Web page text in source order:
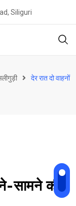
Siliguri
देर रात दो वाहनों
सामने की